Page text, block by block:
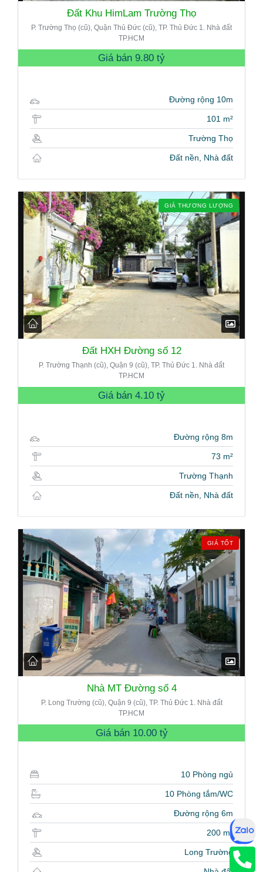
Đất Khu HimLam Trường Thọ
P. Trường Thọ (cũ), Quận Thủ Đức (cũ), TP. Thủ Đức 1. Nhà đất
TP.HCM
Giá bán 9.80 tỷ
Đường rộng 10m
101 m²
Trường Thọ
Đất nền, Nhà đất
GIÁ THƯƠNG LƯỢNG
Đất HXH Đường số 12
P. Trường Thạnh (cũ), Quận 9 (cũ), TP. Thủ Đức 1. Nhà đất
TP.HCM
Giá bán 4.10 tỷ
Đường rộng 8m
73 m²
Trường Thạnh
Đất nền, Nhà đất
GIÁ TỐT
Nhà MT Đường số 4
P. Long Trường (cũ), Quận 9 (cũ), TP. Thủ Đức 1. Nhà đất
TP.HCM
Giá bán 10.00 tỷ
10 Phòng ngủ
10 Phòng tắm/WC
Đường rộng 6m
200 m²
Long Trường